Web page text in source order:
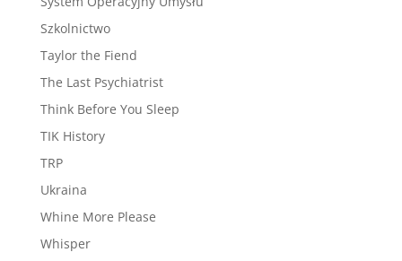
Szkolnictwo
Taylor the Fiend
The Last Psychiatrist
Think Before You Sleep
TIK History
TRP
Ukraina
Whine More Please
Whisper